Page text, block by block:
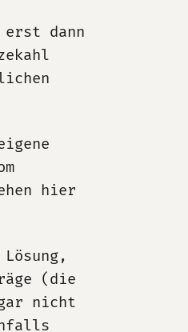
dann
hier
(die
nicht